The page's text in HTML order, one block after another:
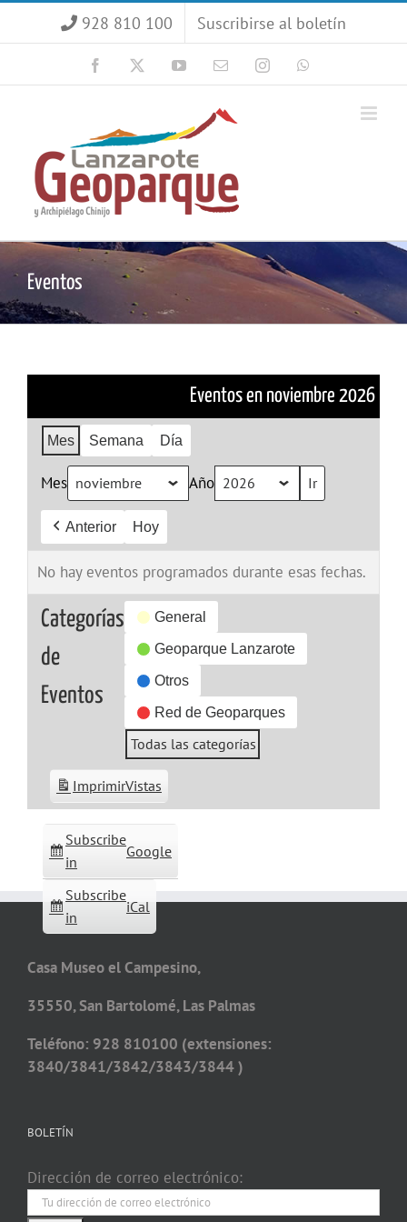
928 810 100 Suscribirse al boletín
Facebook YouTubeCorreoInstagram
Eventos
Eventos en noviembre 2026
Mes Semana Día
Mes Año
Anterior Hoy
No hay eventos programados durante esas fechas.
Categorías
de
Eventos
General
Geoparque Lanzarote
Otros
Red de Geoparques
Todas las categorías
Subscribe
in
Google
Subscribe
in
iCal
ImprimirVistas
Casa Museo el Campesino,
35550, San Bartolomé, Las Palmas
Teléfono: 928 810100 (extensiones:
3840/3841/3842/3843/3844 )
BOLETÍN
Dirección de correo electrónico: